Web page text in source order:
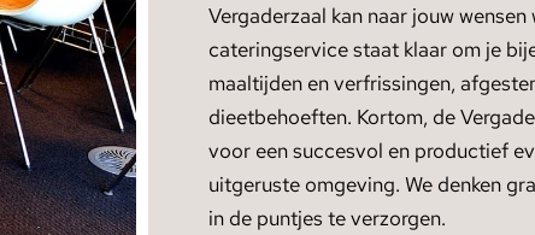
Vergaderzaal kan naar jouw
cateringservice staat klaar om je
maaltijden en verfrissingen,
dieetbehoeften. Kortom, de
voor een succesvol en productief
uitgeruste omgeving. We denken
in de puntjes te verzorgen.